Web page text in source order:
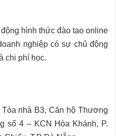
hình thức đào tạo online
nghiệp có sự chủ động
chi phí học.
nhà B3, Căn hộ Thương
số 4 – KCN Hòa Khánh, P.